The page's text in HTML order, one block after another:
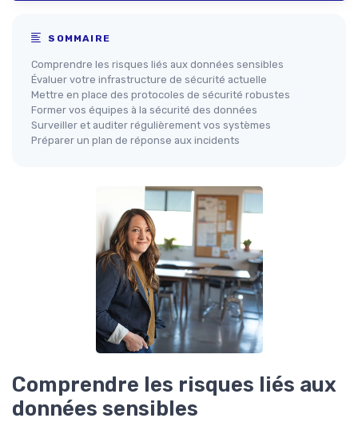
SOMMAIRE
Comprendre les risques liés aux données sensibles
Évaluer votre infrastructure de sécurité actuelle
Mettre en place des protocoles de sécurité robustes
Former vos équipes à la sécurité des données
Surveiller et auditer régulièrement vos systèmes
Préparer un plan de réponse aux incidents
Comprendre les risques liés aux
données sensibles